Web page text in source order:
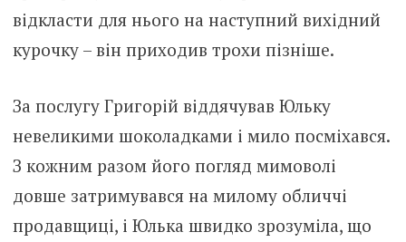
відкласти для нього на наступний вихідний
курочку – він приходив трохи пізніше.
За послугу Григорій віддячував Юльку
невеликими шоколадками і мило посміхався.
З кожним разом його погляд мимоволі
довше затримувався на милому обличчі
продавщиці, і Юлька швидко зрозуміла, що